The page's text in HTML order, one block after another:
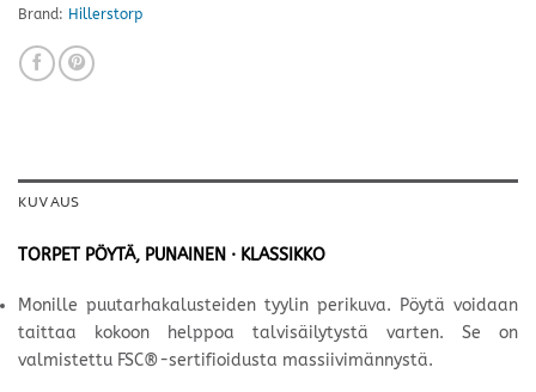
Brand: Hillerstorp
KUVAUS
TORPET PÖYTÄ, PUNAINEN · KLASSIKKO
Monille puutarhakalusteiden tyylin perikuva. Pöytä voidaan
taittaa kokoon helppoa talvisäilytystä varten. Se on
valmistettu FSC®-sertifioidusta massiivimännystä.